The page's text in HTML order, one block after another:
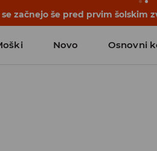
začnejo še pred prvim šolskim
Novo Osnovni